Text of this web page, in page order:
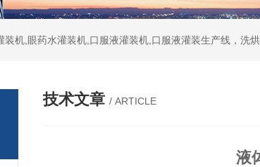
机,眼药水灌装机,口服液灌装机,口服液灌装生产线，洗
技术文章 / ARTICLE
液